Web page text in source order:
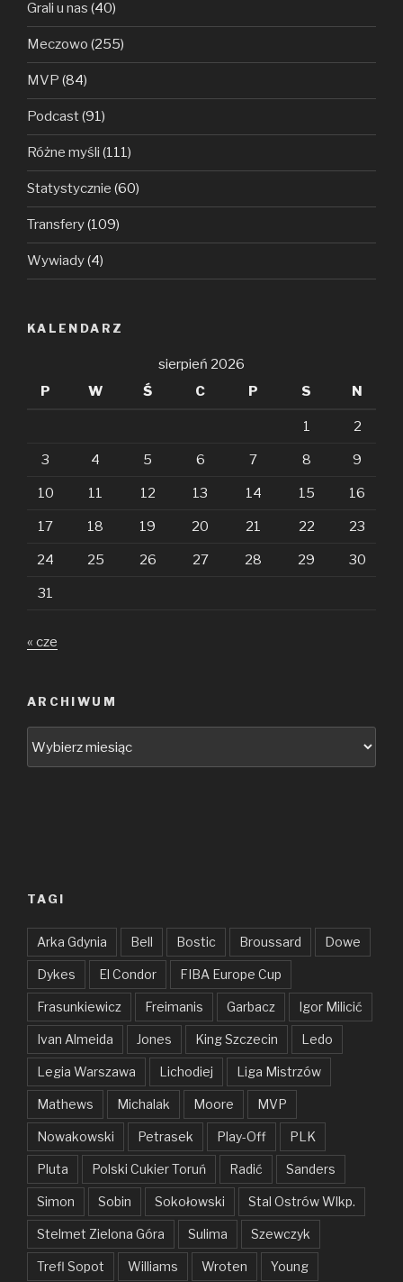
Grali u nas (40)
Meczowo (255)
MVP (84)
Podcast(91)
Różne myśli (111)
Statystycznie (60)
Transfery(109)
Wywiady(4)
KALENDARZ
sierpień 2026
P
W Ś C P S N
1 2
3 4 5 6 7 8 9
10 11 12 13 14 15 16
17 18 19 20 21 22 23
24 25 26 27 28 29 30
31
« cze
ARCHIWUM
TAGI
Arka Gdynia Bell Bostic Broussard Dowe
Dykes El Condor FIBA Europe Cup
Frasunkiewicz Freimanis Garbacz Igor Milicić
Ivan Almeida Jones King Szczecin Ledo
Legia Warszawa Lichodiej Liga Mistrzów
Mathews Michalak Moore MVP
Nowakowski Petrasek Play-Off PLK
Pluta Polski Cukier Toruń Radić Sanders
Simon Sobin Sokołowski Stal Ostrów Wlkp.
Stelmet Zielona Góra Sulima Szewczyk
Trefl Sopot Williams Wroten Young